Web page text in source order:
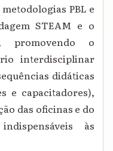
PBL e
STEAM e o
promovendo o
interdisciplinar
didáticas
e capacitadores),
das oficinas e do
às